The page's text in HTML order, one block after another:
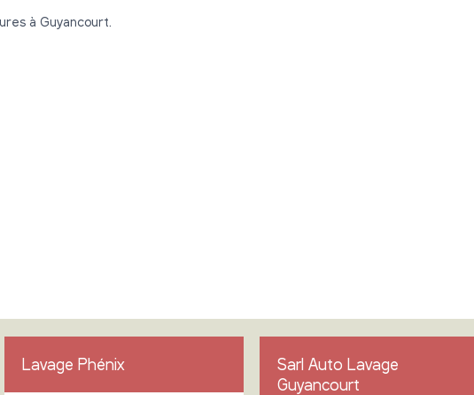
à Guyancourt.
Lavage Phénix
Sarl Auto Lavage
Guyancourt